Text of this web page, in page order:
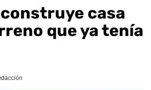
casa
que ya tenía